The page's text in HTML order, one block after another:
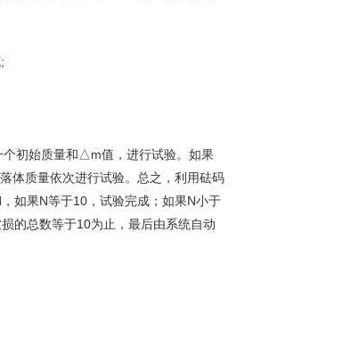
个初始质量和△m值，进行试验。如果
体质量依次进行试验。总之，利用砝码
如果N等于10，试验完成；如果N小于
的总数等于10为止，最后由系统自动